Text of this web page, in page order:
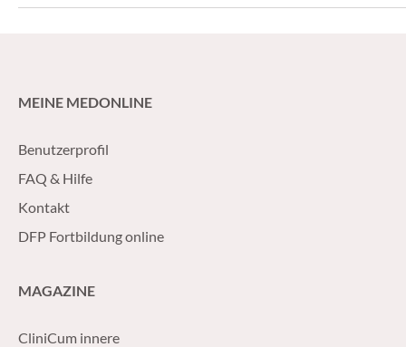
MEINE MEDONLINE
Benutzerprofil
FAQ & Hilfe
Kontakt
DFP Fortbildung online
MAGAZINE
CliniCum innere